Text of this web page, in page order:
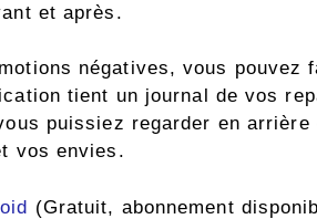
et après.
négatives, vous pouvez
tient un journal de vos
puissiez regarder en arrière
vos envies.
(Gratuit, abonnement